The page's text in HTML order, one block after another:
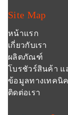
Site Map
หน้าแรก
เกี่ยวกับเรา
ผลิตภัณฑ์
โบรชัวร์สินค้า
ข้อมูลทางเทคนิค
ติดต่อเรา